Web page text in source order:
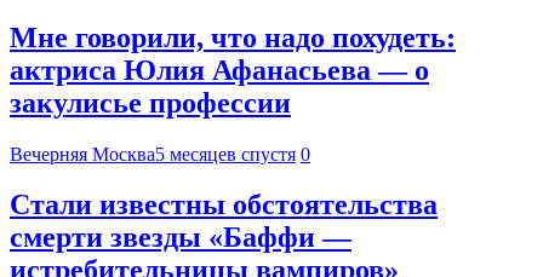
Мне говорили, что надо похудеть:
актриса Юлия Афанасьева — о
закулисье профессии
Вечерняя Москва5 месяцев спустя 0
Стали известны обстоятельства
смерти звезды «Баффи —
истребительницы вампиров»